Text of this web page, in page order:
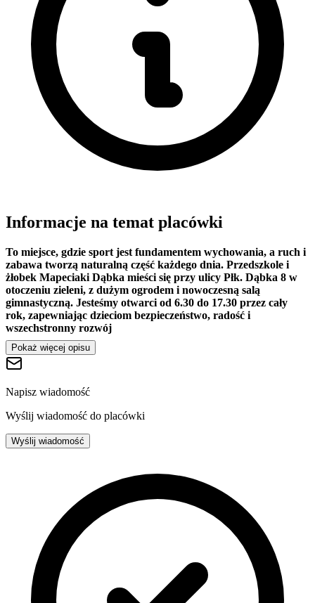
Informacje na temat placówki
To miejsce, gdzie sport jest fundamentem wychowania, a ruch i
zabawa tworzą naturalną część każdego dnia. Przedszkole i
żłobek Mapeciaki Dąbka mieści się przy ulicy Płk. Dąbka 8 w
otoczeniu zieleni, z dużym ogrodem i nowoczesną salą
gimnastyczną. Jesteśmy otwarci od 6.30 do 17.30 przez cały
rok, zapewniając dzieciom bezpieczeństwo, radość i
wszechstronny rozwój
Pokaż więcej opisu
Napisz wiadomość
Wyślij wiadomość do placówki
Wyślij wiadomość